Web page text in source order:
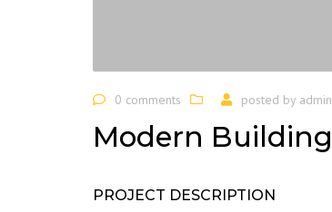
0 comments posted by admin
Modern Building
PROJECT DESCRIPTION